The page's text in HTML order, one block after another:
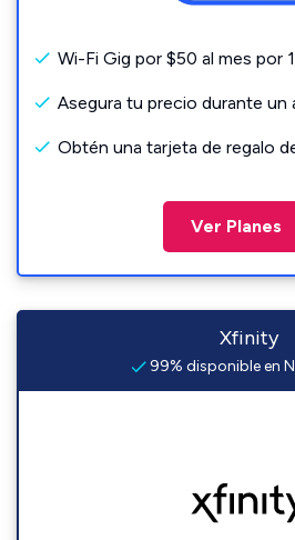
Wi-Fi Gig por $50 al mes por
Asegura tu precio durante un
Obtén una tarjeta de regalo
Ver Planes
Xfinity
99% disponible en